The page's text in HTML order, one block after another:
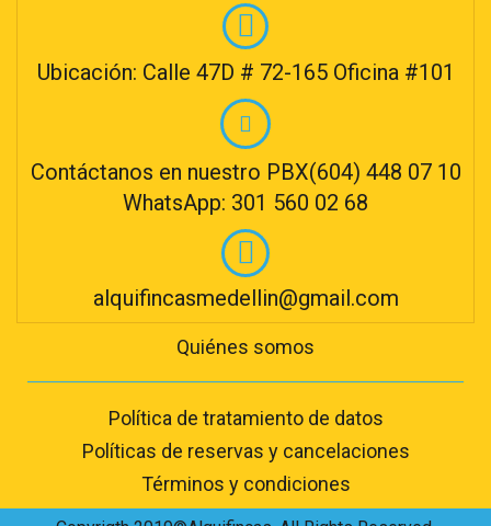
Ubicación: Calle 47D # 72-165 Oficina #101
Contáctanos en nuestro PBX(604) 448 07 10
WhatsApp: 301 560 02 68
alquifincasmedellin@gmail.com
Quiénes somos
Política de tratamiento de datos
Políticas de reservas y cancelaciones
Términos y condiciones